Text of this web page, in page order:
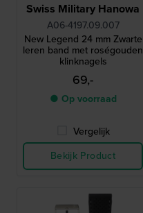
Swiss Military Hanowa
A06-4197.09.007
New Legend 24 mm Zwarte
leren band met roségouden
klinknagels
69,-
● Op voorraad
Vergelijk
Bekijk Product